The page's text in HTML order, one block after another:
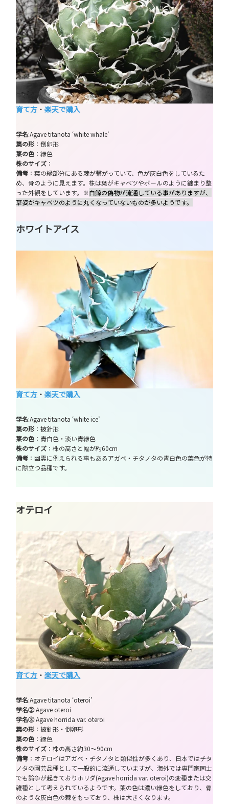
育て方 ・楽天で購入
学名:Agave titanota ‘white whale’
葉の形 ：倒卵形
葉の色 ：緑色
株のサイズ ：
備考 ：葉の縁部分にある棘が繋がっていて、色が灰白色をしているた
め、骨のように見えます。株は葉がキャベツやボールのように纏まり整
った外観をしています。※白鯨の偽物が流通している事がありますが、
草姿がキャベツのように丸くなっていないものが多いようです。
ホワイトアイス
育て方 ・楽天で購入
学名:Agave titanota ‘white ice’
葉の形 ：披針形
葉の色 ：青白色・淡い青緑色
株のサイズ ：株の高さと幅が約60cm
備考 ：幽霊に例えられる事もあるアガベ・チタノタの青白色の葉色が特
に際立つ品種です。
オテロイ
育て方 ・楽天で購入
学名:Agave titanota ‘oteroi’
学名②:Agave oteroi
学名③:Agave horrida var. oteroi
葉の形 ：披針形・倒卵形
葉の色 ：緑色
株のサイズ ：株の高さ約30～90cm
備考 ：オテロイはアガベ・チタノタと類似性が多くあり、日本ではチタ
ノタの園芸品種として一般的に流通していますが、海外では専門家同士
でも論争が起きておりホリダ(Agave horrida var. oteroi)の変種または交
雑種として考えられているようです。葉の色は濃い緑色をしており、骨
のような灰白色の棘をもっており、株は大きくなります。